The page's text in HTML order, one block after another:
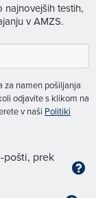
testih,
v AMZS.
za namen pošiljanja
odjavite s klikom na
v naši Politiki
pošti, prek